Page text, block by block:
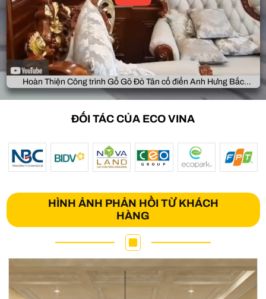
Hoàn Thiện Công trình Gỗ Gõ Đỏ Tân cổ điển Anh Hưng Bắc
Giang
ĐỐI TÁC CỦA ECO VINA
HÌNH ẢNH PHẢN HỒI TỪ KHÁCH
HÀNG